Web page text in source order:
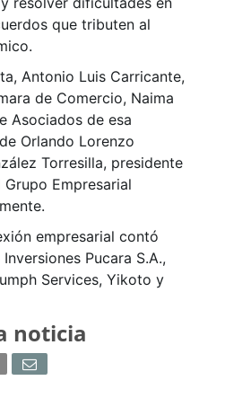
que tributen al
Antonio Luis Carricante,
de Comercio, Naima
Asociados de esa
Orlando Lorenzo
Torresilla, presidente
Empresarial
empresarial contó
Pucara S.A.,
Services, Yikoto y
noticia